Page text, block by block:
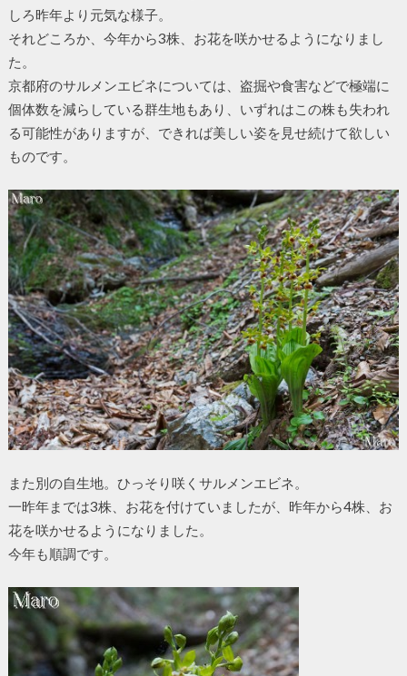
しろ昨年より元気な様子。
それどころか、今年から3株、お花を咲かせるようになりまし
た。
京都府のサルメンエビネについては、盗掘や食害などで極端に
個体数を減らしている群生地もあり、いずれはこの株も失われ
る可能性がありますが、できれば美しい姿を見せ続けて欲しい
ものです。
また別の自生地。ひっそり咲くサルメンエビネ。
一昨年までは3株、お花を付けていましたが、昨年から4株、お
花を咲かせるようになりました。
今年も順調です。